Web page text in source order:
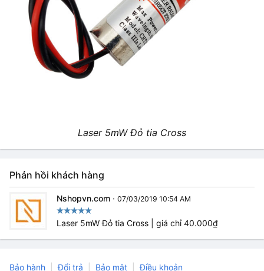
Laser 5mW Đỏ tia Cross
Phản hồi khách hàng
Nshopvn.com · 07/03/2019 10:54 AM
Laser 5mW Đỏ tia Cross | giá chỉ 40.000₫
Bảo hành Đổi trả Bảo mật Điều khoản